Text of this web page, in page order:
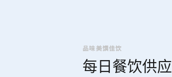
品味美馔佳饮
每日餐饮供应